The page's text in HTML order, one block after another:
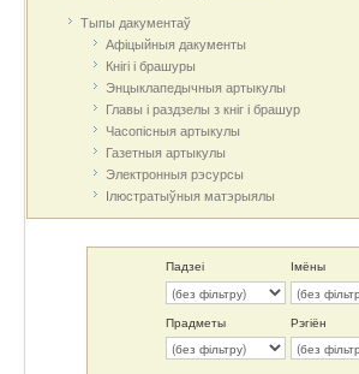
Тыпы дакументаў
Афіцыйныя дакумeнты
Кнігі і брашуры
Энцыклапедычныя артыкулы
Главы і раздзелы з кніг і брашур
Часопісныя артыкулы
Газетныя артыкулы
Электронныя рэсурсы
Ілюстратыўныя матэрыялы
Імёны
Падзеі
Рэгіён
Прадметы